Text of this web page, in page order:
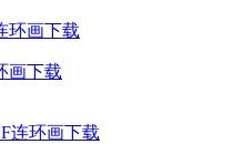
画下载